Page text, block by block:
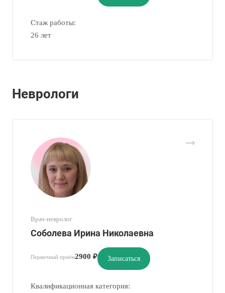
Стаж работы:
26 лет
Неврологи
Врач-невролог
Соболева Ирина Николаевна
Первичный приём2900 ₽ Записаться
Квалификационная категория: